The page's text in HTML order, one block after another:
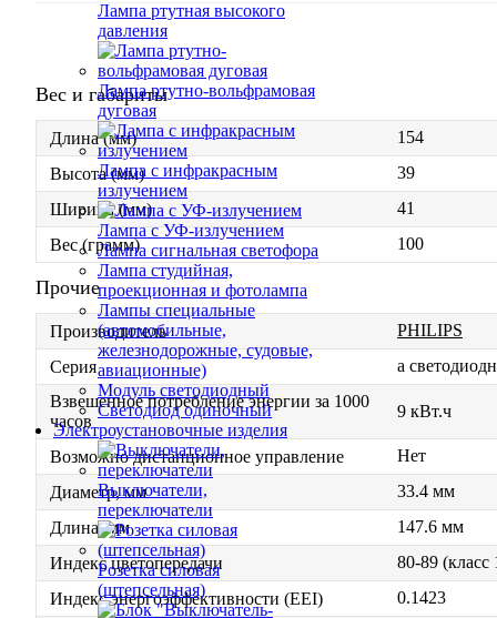
Лампа ртутная высокого
давления
Лампа ртутно-вольфрамовая
дуговая
Лампа с инфракрасным
излучением
Лампа с УФ-излучением
Лампа сигнальная светофора
Лампа студийная,
проекционная и фотолампа
Лампы специальные
(автомобильные,
железнодорожные, судовые,
авиационные)
Модуль светодиодный
Светодиод одиночный
Электроустановочные изделия
Выключатели,
переключатели
Розетка силовая
(штепсельная)
Вес и габариты
Длина (мм)
154
Высота (мм)
39
Ширина (мм)
41
Вес (грамм)
100
Прочие
Производитель
PHILIPS
Серия
a
Взвешенное потребление энергии за 1000
часов
9 кВт.ч
Возможно дистанционное управление
Нет
Диаметр, мм
33.4 мм
Длина, мм
147.6 мм
Индекс цветопередачи
80-89 (класс
Индекс энергоэффективности (EEI)
0.1423